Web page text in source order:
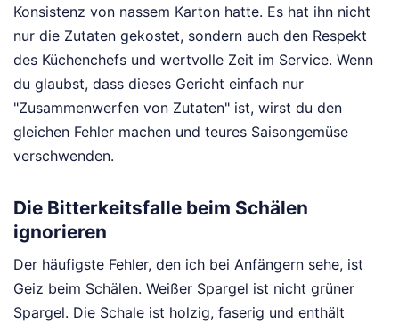
Konsistenz von nassem Karton hatte. Es hat ihn nicht
nur die Zutaten gekostet, sondern auch den Respekt
des Küchenchefs und wertvolle Zeit im Service. Wenn
du glaubst, dass dieses Gericht einfach nur
"Zusammenwerfen von Zutaten" ist, wirst du den
gleichen Fehler machen und teures Saisongemüse
verschwenden.
Die Bitterkeitsfalle beim Schälen
ignorieren
Der häufigste Fehler, den ich bei Anfängern sehe, ist
Geiz beim Schälen. Weißer Spargel ist nicht grüner
Spargel. Die Schale ist holzig, faserig und enthält